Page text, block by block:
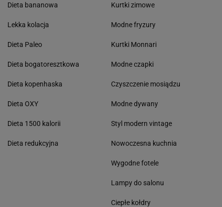
Dieta bananowa
Lekka kolacja
Dieta Paleo
Dieta bogatoresztkowa
Dieta kopenhaska
Dieta OXY
Dieta 1500 kalorii
Dieta redukcyjna
Kurtki zimowe
Modne fryzury
Kurtki Monnari
Modne czapki
Czyszczenie mosiądzu
Modne dywany
Styl modern vintage
Nowoczesna kuchnia
Wygodne fotele
Lampy do salonu
Ciepłe kołdry